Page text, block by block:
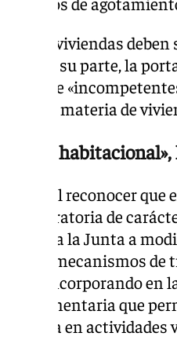
«las viviendas
Por su parte, la
de
en materia de
el reconocer que
moratoria de
instar a la Junta a
los mecanismos
incorporando en
que
en actividades